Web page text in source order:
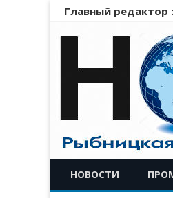
Главный редактор :
НОВОСТИ